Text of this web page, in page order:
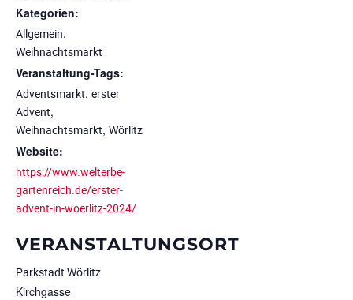
Kategorien:
Allgemein,
Weihnachtsmarkt
Veranstaltung-Tags:
Adventsmarkt, erster
Advent,
Weihnachtsmarkt, Wörlitz
Website:
https://www.welterbe-
gartenreich.de/erster-
advent-in-woerlitz-2024/
VERANSTALTUNGSORT
Parkstadt Wörlitz
Kirchgasse